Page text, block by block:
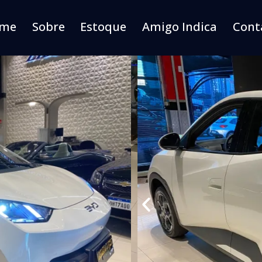
Sobre Estoque Amigo Indica